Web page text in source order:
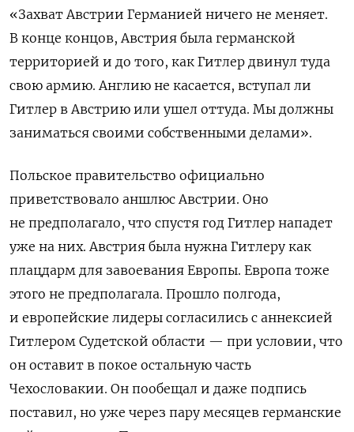
«Захват Австрии Германией ничего не меняет.
В конце концов, Австрия была германской
территорией и до того, как Гитлер двинул туда
свою армию. Англию не касается, вступал ли
Гитлер в Австрию или ушел оттуда. Мы должны
заниматься своими собственными делами».
Польское правительство официально
приветствовало аншлюс Австрии. Оно
не предполагало, что спустя год Гитлер нападет
уже на них. Австрия была нужна Гитлеру как
плацдарм для завоевания Европы. Европа тоже
этого не предполагала. Прошло полгода,
и европейские лидеры согласились с аннексией
Гитлером Судетской области — при условии, что
он оставит в покое остальную часть
Чехословакии. Он пообещал и даже подпись
поставил, но уже через пару месяцев германские